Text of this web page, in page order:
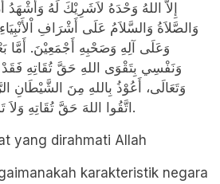
إِلاَّ اللهُ وَحْدَهُ لاَشَرِيْكَ لَهُ
وَالصَّلاَةُ وَالسَّلاَمُ عَلَى أَشْرَافِ
وَعَلَى آلِهِ وَصَحْبِهِ أَجْمَعِيْنَ. أَمَّا
وَنَفْسِي بِتَقْوَى اللهِ حَقَّ تُقَاتِهِ فَقَدْ
وَتَعَالَى، أَعُوْذُ بِاللهِ مِنَ الشَّيْطَانِ
اتَّقُوا اللهَ حَقَّ تُقَاتِهِ وَلاَ تَمُوْتُنَّ إِلاَّ وَأَنْتُمْ مُّسْلِمُوْنَ.
yang dirahmati Allah
karakteristik negara